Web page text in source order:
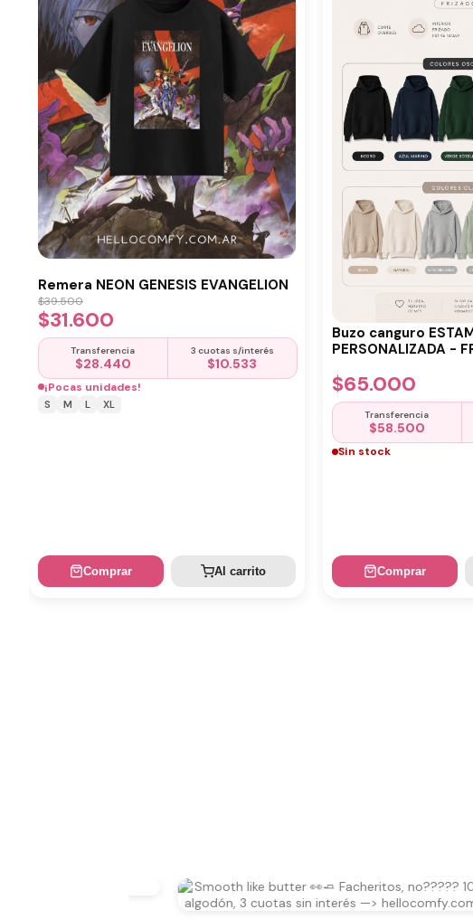
Remera NEON GENESIS EVANGELION
$39.500
$31.600
Transferencia
$28.440
3 cuotas s/interés
$10.533
¡Pocas unidades!
S M L XL
Comprar Al carrito
Buzo canguro
PERSONALIZADA -
$65.000
Transferencia
$58.500
Sin stock
Comprar